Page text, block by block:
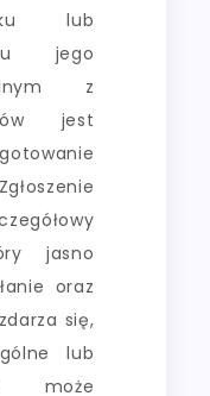
lub
jego
z
jest
jasno
oraz
się,
lub
może